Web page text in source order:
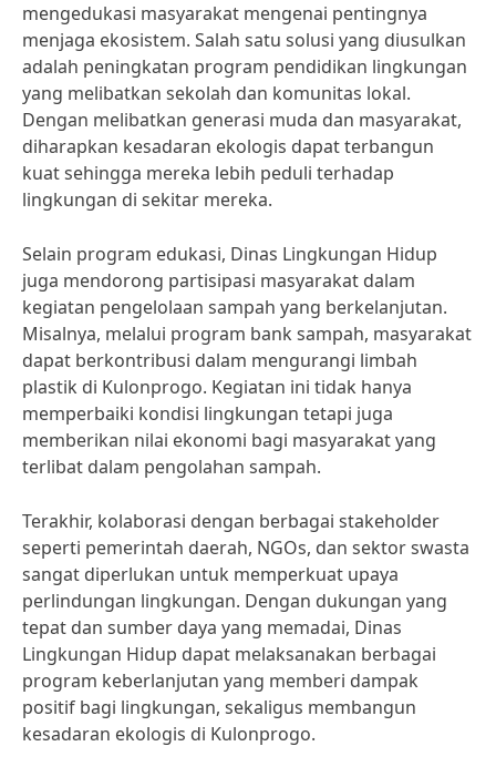
mengedukasi masyarakat mengenai pentingnya
menjaga ekosistem. Salah satu solusi yang diusulkan
adalah peningkatan program pendidikan lingkungan
yang melibatkan sekolah dan komunitas lokal.
Dengan melibatkan generasi muda dan masyarakat,
diharapkan kesadaran ekologis dapat terbangun
kuat sehingga mereka lebih peduli terhadap
lingkungan di sekitar mereka.
Selain program edukasi, Dinas Lingkungan Hidup
juga mendorong partisipasi masyarakat dalam
kegiatan pengelolaan sampah yang berkelanjutan.
Misalnya, melalui program bank sampah, masyarakat
dapat berkontribusi dalam mengurangi limbah
plastik di Kulonprogo. Kegiatan ini tidak hanya
memperbaiki kondisi lingkungan tetapi juga
memberikan nilai ekonomi bagi masyarakat yang
terlibat dalam pengolahan sampah.
Terakhir, kolaborasi dengan berbagai stakeholder
seperti pemerintah daerah, NGOs, dan sektor swasta
sangat diperlukan untuk memperkuat upaya
perlindungan lingkungan. Dengan dukungan yang
tepat dan sumber daya yang memadai, Dinas
Lingkungan Hidup dapat melaksanakan berbagai
program keberlanjutan yang memberi dampak
positif bagi lingkungan, sekaligus membangun
kesadaran ekologis di Kulonprogo.